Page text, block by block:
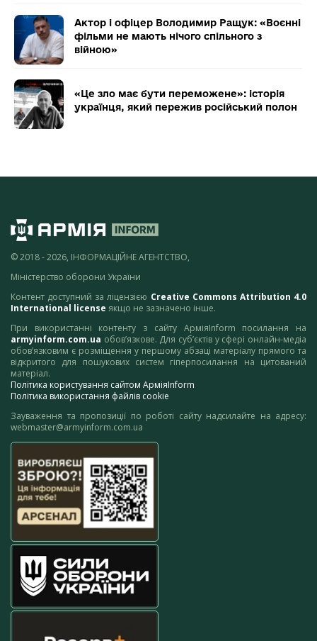
Актор і офіцер Володимир Ращук: «Воєнні
фільми не мають нічого спільного з
війною»
«Це зло має бути переможене»: історія
українця, який пережив російський полон
© 2018 - 2026, ІНФОРМАЦІЙНЕ АГЕНТСТВО,
Міністерство оборони України
Контент доступний за ліцензією Creative Commons Attribution 4.0
International license якщо не зазначено інше.
При використанні контенту з сайту АрміяInform посилання на
armyinform.com.ua обов’язкове. Для суб’єктів у сфері онлайн-медіа
обов’язковим є розміщення у першому абзаці матеріалу прямого та
відкритого для пошукових систем гіперпосилання на цитований
матеріал.
Політика користування сайтом АрміяInform
Політика використання файлів cookie
Зауваження та пропозиції по роботі сайту надсилайте на адресу:
webmaster@armyinform.com.ua